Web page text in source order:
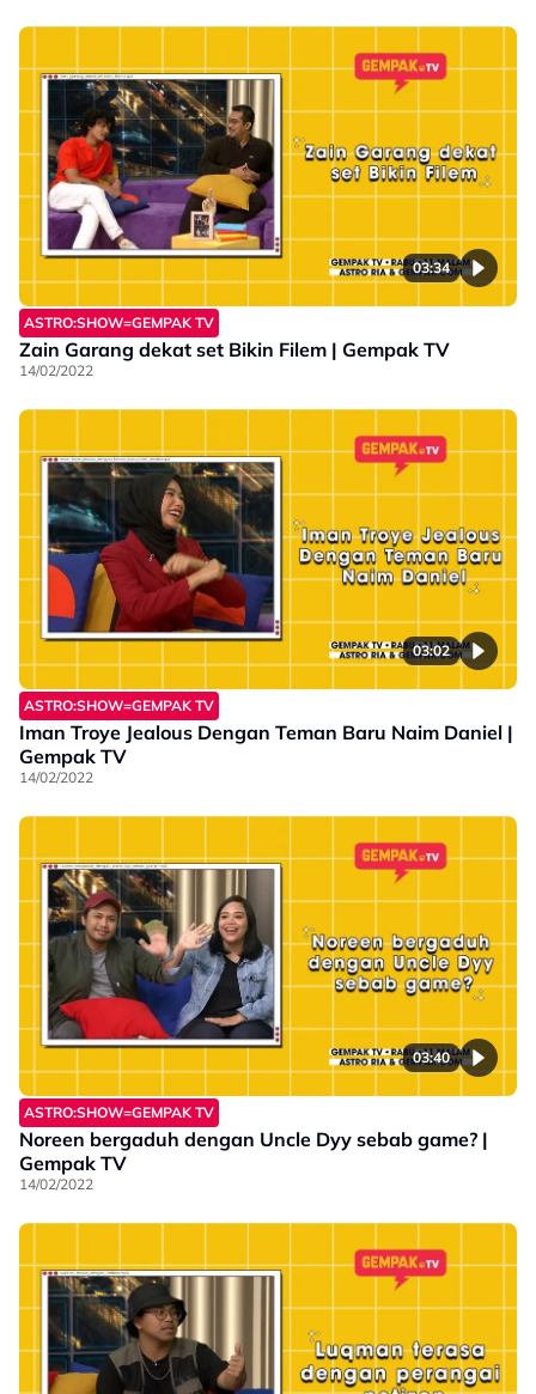
03:34
ASTRO:SHOW=GEMPAK TV
Zain Garang dekat set Bikin Filem | Gempak TV
14/02/2022
03:02
ASTRO:SHOW=GEMPAK TV
Iman Troye Jealous Dengan Teman Baru Naim Daniel |
Gempak TV
14/02/2022
03:40
ASTRO:SHOW=GEMPAK TV
Noreen bergaduh dengan Uncle Dyy sebab game? |
Gempak TV
14/02/2022